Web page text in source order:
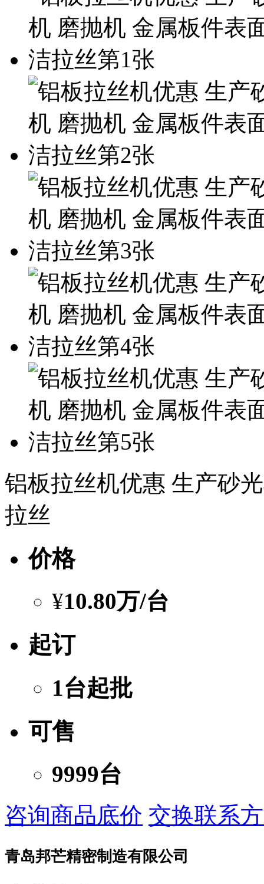
铝板拉丝机优惠 生产砂
拉丝
价格
¥10.80万/台
起订
1台起批
可售
9999台
咨询商品底价 交换联系
青岛邦芒精密制造有限公司